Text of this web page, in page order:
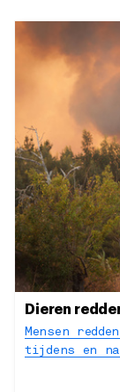
Dieren
Mensen
tijdens en na